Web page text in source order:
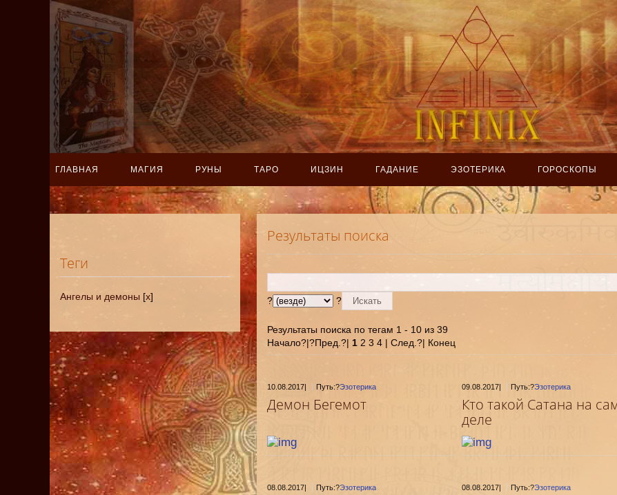
ГЛАВНАЯ МАГИЯ РУНЫ ТАРО ИЦЗИН ГАДАНИЕ ЭЗОТЕРИКА ГОРОСКОПЫ
Теги
Ангелы и демоны [x]
Результаты поиска
? ?
Результаты поиска по тегам 1 - 10 из 39
Начало?|?Пред.?| 1 2 3 4 | След.?| Конец
10.08.2017| Путь:?Эзотерика
Демон Бегемот
09.08.2017| Путь:?Эзотерика
Кто такой Сатана на
деле
08.08.2017| Путь:?Эзотерика 08.08.2017| Путь:?Эзотерика